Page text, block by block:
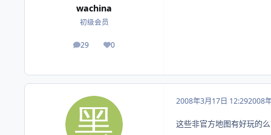
wachina
初级会员
29
帖子 0
荣誉积分
2008年3月17日 12:292008
这些非官方地图有好玩的